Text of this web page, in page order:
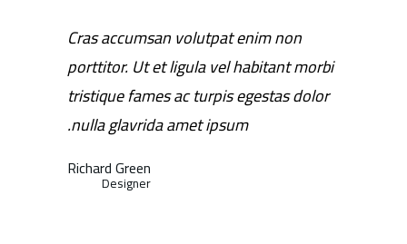
Cras accumsan volutpat enim non
porttitor. Ut et ligula vel habitant morbi
tristique fames ac turpis egestas dolor
nulla glavrida amet ipsum.
Richard Green
Designer